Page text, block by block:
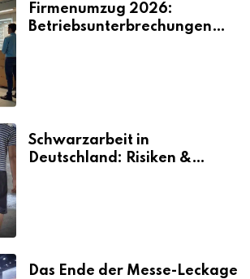
Firmenumzug 2026:
Betriebsunterbrechungen
Schwarzarbeit in
Deutschland: Risiken &
Das Ende der Messe-Leckage